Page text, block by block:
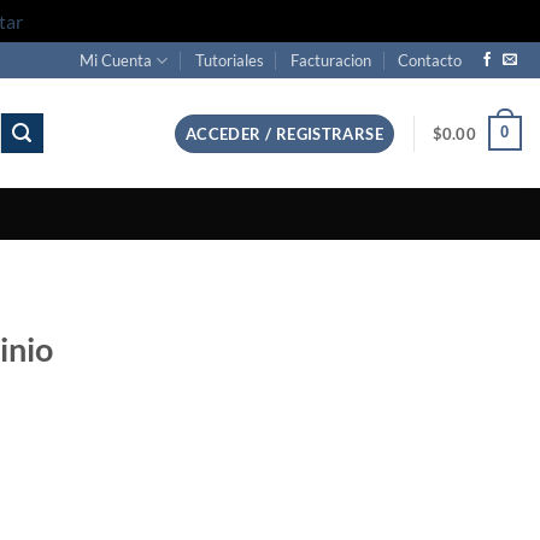
Mi Cuenta Tutoriales Facturacion Contacto
ACCEDER / REGISTRARSE $0.00 0